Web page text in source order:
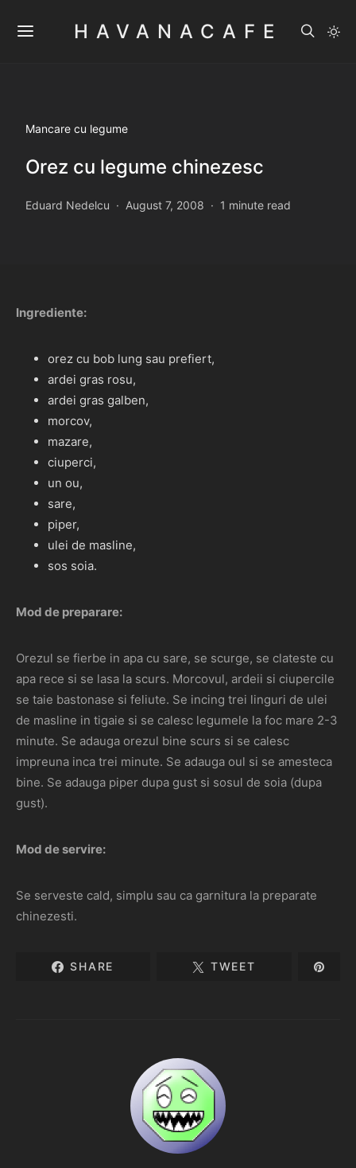
HAVANACAFE
Mancare cu legume
Orez cu legume chinezesc
Eduard Nedelcu August 7, 2008 1 minute read
Ingrediente:
orez cu bob lung sau prefiert,
ardei gras rosu,
ardei gras galben,
morcov,
mazare,
ciuperci,
un ou,
sare,
piper,
ulei de masline,
sos soia.
Mod de preparare:
Orezul se fierbe in apa cu sare, se scurge, se clateste cu
apa rece si se lasa la scurs. Morcovul, ardeii si ciupercile
se taie bastonase si feliute. Se incing trei linguri de ulei
de masline in tigaie si se calesc legumele la foc mare 2-3
minute. Se adauga orezul bine scurs si se calesc
impreuna inca trei minute. Se adauga oul si se amesteca
bine. Se adauga piper dupa gust si sosul de soia (dupa
gust).
Mod de servire:
Se serveste cald, simplu sau ca garnitura la preparate
chinezesti.
SHARE TWEET